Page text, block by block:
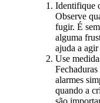
Identifique
Observe
fugir. É
alguma
ajuda a
Use
Fechaduras
alarmes
quando a